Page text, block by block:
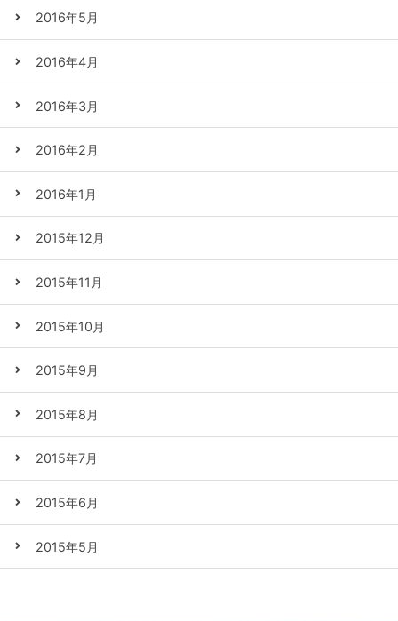
2016年5月
2016年4月
2016年3月
2016年2月
2016年1月
2015年12月
2015年11月
2015年10月
2015年9月
2015年8月
2015年7月
2015年6月
2015年5月